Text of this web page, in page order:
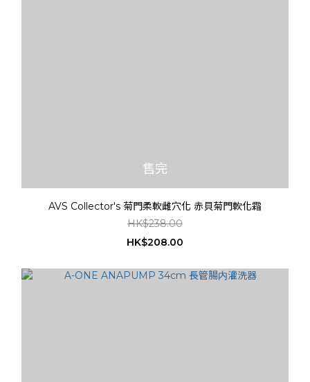
售完
AVS Collector's 菊門柔軟雌穴化 赤貝菊門軟化霜
HK$238.00
HK$208.00